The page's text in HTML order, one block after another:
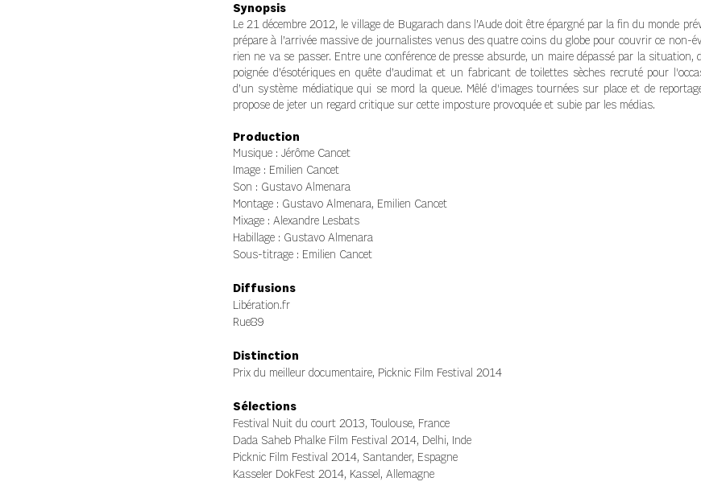
Synopsis
Le 21 décembre 2012, le village de Bugarach dans l’Aude doit être épargné par la fin du monde
prépare à l’arrivée massive de journalistes venus des quatre coins du globe pour couvrir ce non-
rien ne va se passer. Entre une conférence de presse absurde, un maire dépassé par la
poignée d’ésotériques en quête d’audimat et un fabricant de toilettes sèches recruté pour
d’un système médiatique qui se mord la queue. Mêlé d'images tournées sur place et de
propose de jeter un regard critique sur cette imposture provoquée et subie par les médias.
Production
Musique : Jérôme Cancet
Image : Emilien Cancet
Son : Gustavo Almenara
Montage : Gustavo Almenara, Emilien Cancet
Mixage : Alexandre Lesbats
Habillage : Gustavo Almenara
Sous-titrage : Emilien Cancet​
Diffusions
Libération.fr
Rue89
Distinction
Prix du meilleur documentaire, Picknic Film Festival 2014
Sélections
Festival Nuit du court 2013, Toulouse, France
Dada Saheb Phalke Film Festival 2014, Delhi, Inde
Picknic Film Festival 2014, Santander, Espagne
Kasseler DokFest 2014, Kassel, Allemagne